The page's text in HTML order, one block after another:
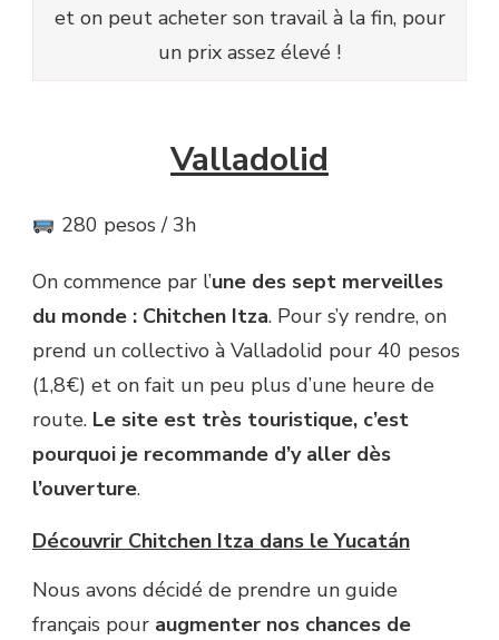
et on peut acheter son travail à la fin, pour
un prix assez élevé !
Valladolid
280 pesos / 3h
On commence par l’une des sept merveilles
du monde : Chitchen Itza. Pour s’y rendre, on
prend un collectivo à Valladolid pour 40 pesos
(1,8€) et on fait un peu plus d’une heure de
route. Le site est très touristique, c’est
pourquoi je recommande d’y aller dès
l’ouverture.
Découvrir Chitchen Itza dans le Yucatán
Nous avons décidé de prendre un guide
français pour augmenter nos chances de